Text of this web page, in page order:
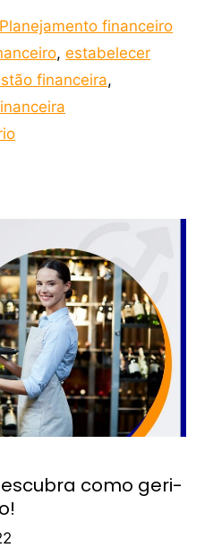
Planejamento financeiro
,estabelecer
financeira,
como geri-